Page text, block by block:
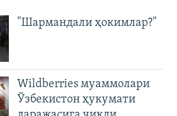
"Шармандали ҳокимлар?"
Wildberries муаммолари
Ўзбекистон ҳукумати